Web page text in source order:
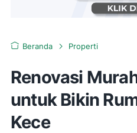
Beranda Properti
Renovasi
untuk Bikin
Kece